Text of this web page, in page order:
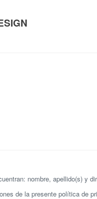
nombre, apellido(s) y
de la presente política de